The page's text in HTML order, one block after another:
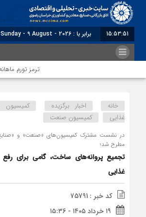
15:53:52 برابر با : Sunday - 9 August - 2026
ترمز تورم ماهانه
خانه اخبار برگزیده
کمیسیون
غذایی
کمیسیون صنعت
در نشست مشترک کمیسیون‌های «صنعت» و
مطرح شد؛
تجمیع پروانه‌های ساخت، گامی برای
غذایی
کد خبر : 75791
۱۹ خرداد ۱۴۰۵ - ۱۵:۳۶